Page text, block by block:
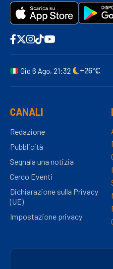
Gio 6 Ago, 21:32 +26°C
CANALI
Redazione
Pubblicità
Segnala una notizia
Cerco Eventi
Dichiarazione sulla Privacy
(UE)
Impostazione privacy